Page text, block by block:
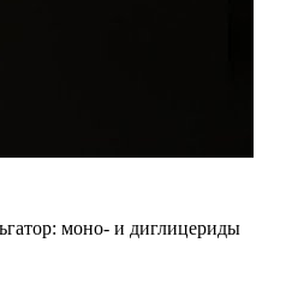
моно- и диглицериды